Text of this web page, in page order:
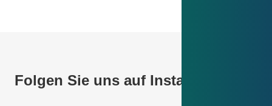
Folgen Sie uns auf Instagram